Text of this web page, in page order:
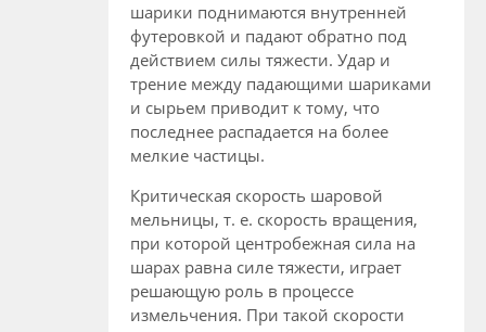
шарики поднимаются внутренней
футеровкой и падают обратно под
действием силы тяжести. Удар и
трение между падающими шариками
и сырьем приводит к тому, что
последнее распадается на более
мелкие частицы.
Критическая скорость шаровой
мельницы, т. е. скорость вращения,
при которой центробежная сила на
шарах равна силе тяжести, играет
решающую роль в процессе
измельчения. При такой скорости